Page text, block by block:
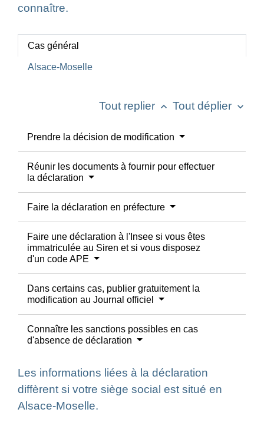
connaître.
Cas général
Alsace-Moselle
Tout replier keyboard_arrow_up Tout déplier keyboard_arrow_down
Prendre la décision de modification
Réunir les documents à fournir pour effectuer
la déclaration
Faire la déclaration en préfecture
Faire une déclaration à l'Insee si vous êtes
immatriculée au Siren et si vous disposez
d'un code APE
Dans certains cas, publier gratuitement la
modification au Journal officiel
Connaître les sanctions possibles en cas
d'absence de déclaration
Les informations liées à la déclaration
diffèrent si votre siège social est situé en
Alsace-Moselle.